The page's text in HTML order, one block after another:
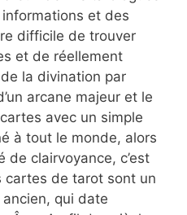
et des
difficile de trouver
et de réellement
la divination par
arcane majeur et le
avec un simple
à tout le monde, alors
de clairvoyance, c’est
de tarot sont un
qui date